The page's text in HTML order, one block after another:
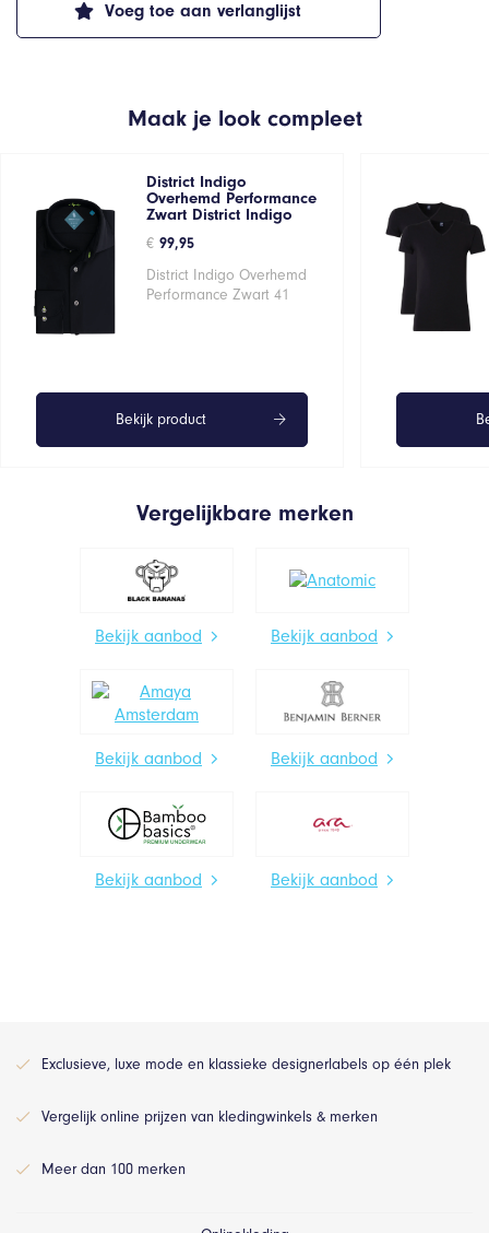
Voeg toe aan verlanglijst
Maak je look compleet
District Indigo
Overhemd Performance
Zwart District Indigo
€ 99,95
District Indigo Overhemd
Performance Zwart 41
Bekijk product
Vergelijkbare merken
Bekijk aanbod Bekijk aanbod
Bekijk aanbod Bekijk aanbod
Bekijk aanbod Bekijk aanbod
Exclusieve, luxe mode en klassieke designerlabels op één plek
Vergelijk online prijzen van kledingwinkels & merken
Meer dan 100 merken